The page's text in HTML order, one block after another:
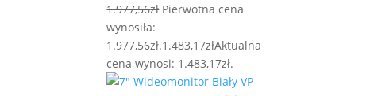
1.977,56zł Pierwotna cena
wynosiła:
1.977,56zł.1.483,17złAktualna
cena wynosi: 1.483,17zł.